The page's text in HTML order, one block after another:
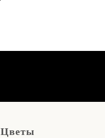
Цветы